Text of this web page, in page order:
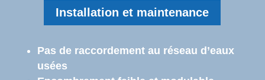
Installation et maintenance
Pas de raccordement au réseau d’eaux
usées